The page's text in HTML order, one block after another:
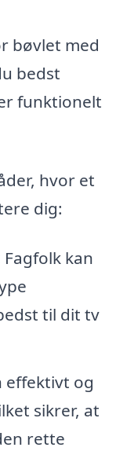
bøvlet med
bedst
funktionelt
hvor et
dig:
Fagfolk kan
til dit tv
effektivt og
sikrer, at
rette